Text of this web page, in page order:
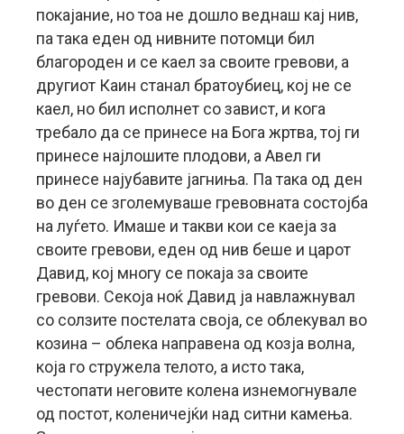
покајание, но тоа не дошло веднаш кај нив,
па така еден од нивните потомци бил
благороден и се каел за своите гревови, а
другиот Каин станал братоубиец, кој не се
каел, но бил исполнет со завист, и кога
требало да се принесе на Бога жртва, тој ги
принесе најлошите плодови, а Авел ги
принесе најубавите јагниња. Па така од ден
во ден се зголемуваше гревовната состојба
на луѓето. Имаше и такви кои се каеја за
своите гревови, еден од нив беше и царот
Давид, кој многу се покаја за своите
гревови. Секоја ноќ Давид ја навлажнувал
со солзите постелата своја, се облекувал во
козина – облека направена од козја волна,
која го стружела телото, а исто така,
честопати неговите колена изнемогнувале
од постот, коленичејќи над ситни камења.